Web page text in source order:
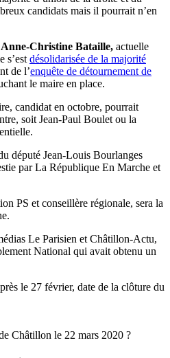
candidats mais il pourrait n’en
Anne-Christine Bataille, actuelle
s’est désolidarisée de la majorité
de l’enquête de détournement de
le maire en place.
candidat en octobre, pourrait
soit Jean-Paul Boulet ou la
député Jean-Louis Bourlanges
par La République En Marche et
PS et conseillère régionale, sera la
Le Parisien et Châtillon-Actu,
National qui avait obtenu un
le 27 février, date de la clôture du
Châtillon le 22 mars 2020 ?